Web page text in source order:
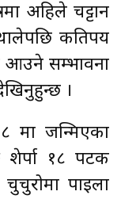
अहिले चट्टान
कतिपय
आउने सम्भावना
।
मा जन्मिएका
शेर्पा १८ पटक
पाइला